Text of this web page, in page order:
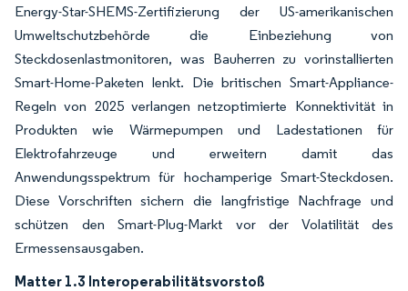
Energy-Star-SHEMS-Zertifizierung der US-amerikanischen
Umweltschutzbehörde die Einbeziehung von
Steckdosenlastmonitoren, was Bauherren zu vorinstallierten
Smart-Home-Paketen lenkt. Die britischen Smart-Appliance-
Regeln von 2025 verlangen netzoptimierte Konnektivität in
Produkten wie Wärmepumpen und Ladestationen für
Elektrofahrzeuge und erweitern damit das
Anwendungsspektrum für hochamperige Smart-Steckdosen.
Diese Vorschriften sichern die langfristige Nachfrage und
schützen den Smart-Plug-Markt vor der Volatilität des
Ermessensausgaben.
Matter 1.3 Interoperabilitätsvorstoß